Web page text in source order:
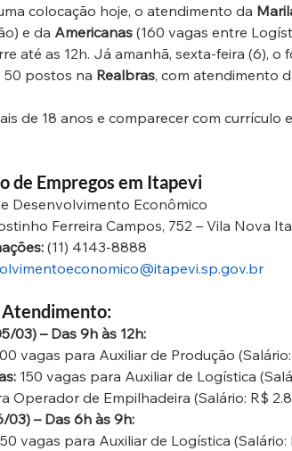
colocação hoje, o atendimento da
e da Americanas (160 vagas entre
até as 12h. Já amanhã, sexta-feira (6), o
postos na Realbras, com atendimento
de 18 anos e comparecer com currículo
de Empregos em Itapevi
Desenvolvimento Econômico
Ferreira Campos, 752 – Vila Nova
(11) 4143-8888
Atendimento:
03) – Das 9h às 12h:
vagas para Auxiliar de Produção (Salário:
150 vagas para Auxiliar de Logística
Operador de Empilhadeira (Salário: R$
03) – Das 6h às 9h:
50 vagas para Auxiliar de Logística (Salário: